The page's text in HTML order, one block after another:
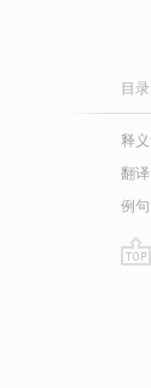
目录
释义
翻译
例句